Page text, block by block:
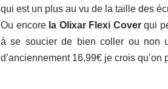
qui est un plus au vu de la taille des
Ou encore la Olixar Flexi Coverqui
à se soucier de bien coller ou non
d’anciennement 16,99€ je crois qu’on